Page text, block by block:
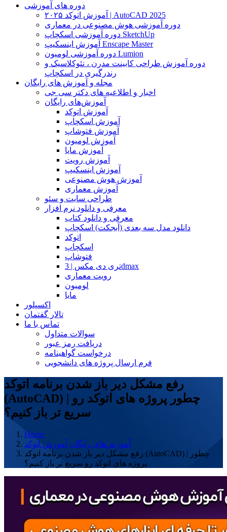
دوره های آموزشی
آموزش اتوکد ۲۰۲۵ | AutoCAD 2025
دوره آموزشی هوش مصنوعی در معماری
دوره آموزشی اسکچاپ SketchUp
آموزش اینسکیپ Enscape Master
دوره آموزشی لومیون Lumion
دوره آموزش طراحی کابینت مدرن ، نئوکلاسیک و
رندرگیری در اسکچاپ
مجله و آموزش های رایگان
اخبار و اطلاعیه های دکتر سی جی
آموزش‌های رایگان
آموزش اتوکد
آموزش اسکچاپ
آموزش فتوشاپ
آموزش لومیون
آموزش مایا
آموزش رویت
آموزش اینسکیپ
آموزش هوش مصنوعی
آموزش معماری
طراحی سایت و سئو
معرفی و دانلود نرم افزار
معرفی و دانلود کتاب
دانلود مدل سه بعدی (آبجکت) اسکچاپ
اتوکد
اسکچاپ
فتوشاپ
تری دی مکس | 3dmax
رویت معماری
لومیون
مایا
اکسپلور
تالار گفتمان
تماس با ما
سوالات متداول
دریافت رمز عبور
درخواست گواهینامه
فرم ارسال پروژه های دانشجویی
رفع مشکل دیر باز شدن برنامه اتوکد
(AutoCAD) | چطور پروژه های اتوکد رو
سریع تر باز کنیم؟
Home
آموزش‌های رایگان آموزش اتوکد
رفع مشکل دیر باز شدن برنامه اتوکد (AutoCAD) | چطور
پروژه های اتوکد رو سریع تر باز کنیم؟